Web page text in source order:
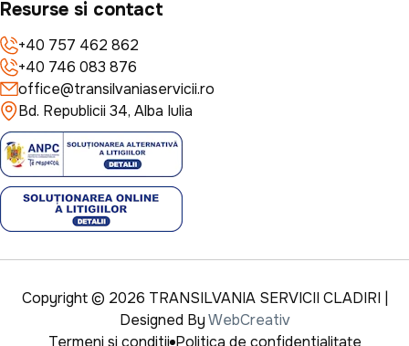
Resurse si contact
+40 757 462 862
+40 746 083 876
office@transilvaniaservicii.ro
Bd. Republicii 34, Alba Iulia
Copyright © 2026 TRANSILVANIA SERVICII CLADIRI |
Designed ByWebCreativ
Termeni si conditii Politica de confidentialitate